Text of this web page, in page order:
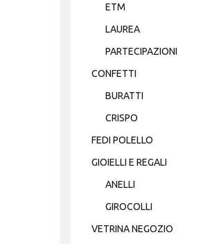
ETM
LAUREA
PARTECIPAZIONI
CONFETTI
BURATTI
CRISPO
FEDI POLELLO
GIOIELLI E REGALI
ANELLI
GIROCOLLI
VETRINA NEGOZIO